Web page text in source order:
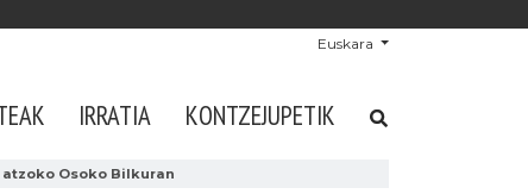
Euskara
IRRATIA KONTZEJUPETIK
Osoko Bilkuran